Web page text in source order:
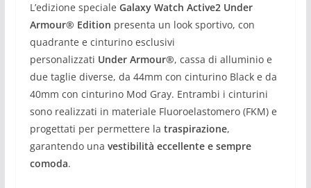
L’edizione speciale Galaxy Watch Active2 Under
Armour® Edition presenta un look sportivo, con
quadrante e cinturino esclusivi
personalizzati Under Armour®, cassa di alluminio e
due taglie diverse, da 44mm con cinturino Black e da
40mm con cinturino Mod Gray. Entrambi i cinturini
sono realizzati in materiale Fluoroelastomero (FKM) e
progettati per permettere la traspirazione,
garantendo una vestibilità eccellente e sempre
comoda.